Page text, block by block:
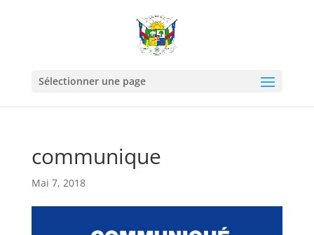
Sélectionner une page
communique
Mai 7, 2018